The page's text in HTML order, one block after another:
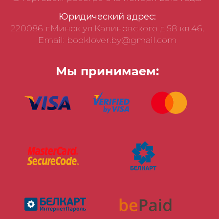
Юридический адрес:
220086 г.Минск ул.Калиновского д.58 кв.46,
Email: booklover.by@gmail.com
Мы принимаем: